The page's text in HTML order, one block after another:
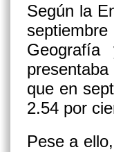
Según la
que en
2.54 por
Pese a